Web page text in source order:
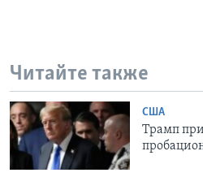
Читайте также
США
Трамп